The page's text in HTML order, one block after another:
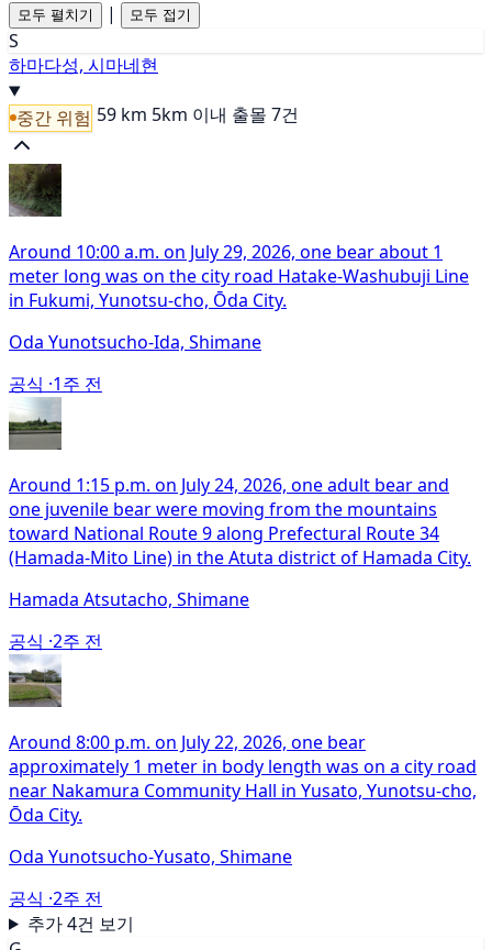
모두 펼치기 | 모두 접기
S
하마다성, 시마네현
중간 위험 59 km 5km 이내 출몰 7건
Around 10:00 a.m. on July 29, 2026, one bear about 1
meter long was on the city road Hatake-Washubuji Line
in Fukumi, Yunotsu-cho, Ōda City.
Oda Yunotsucho-Ida, Shimane
공식 ·1주 전
Around 1:15 p.m. on July 24, 2026, one adult bear and
one juvenile bear were moving from the mountains
toward National Route 9 along Prefectural Route 34
(Hamada-Mito Line) in the Atuta district of Hamada City.
Hamada Atsutacho, Shimane
공식 ·2주 전
Around 8:00 p.m. on July 22, 2026, one bear
approximately 1 meter in body length was on a city road
near Nakamura Community Hall in Yusato, Yunotsu-cho,
Ōda City.
Oda Yunotsucho-Yusato, Shimane
공식 ·2주 전
추가 4건 보기